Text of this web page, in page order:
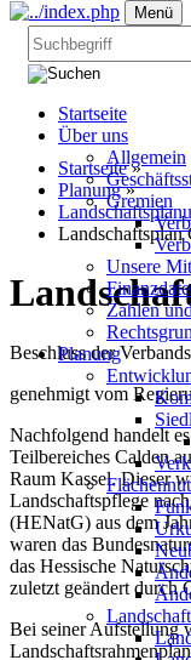
Menü
Startseite
Über uns
Allgemein
Gremien
Unsere
Zahlen
Planung
Startseite »
Planung »
Landschaftsplan
Beschluss der
genehmigt vom
Nachfolgend handelt
Teilbereiches Calden
Raum Kassel. Dieser
Landschaftspflege
(HENatG) aus dem
waren das
das Hessische
zuletzt geändert durch
Bei seiner Aufstellung